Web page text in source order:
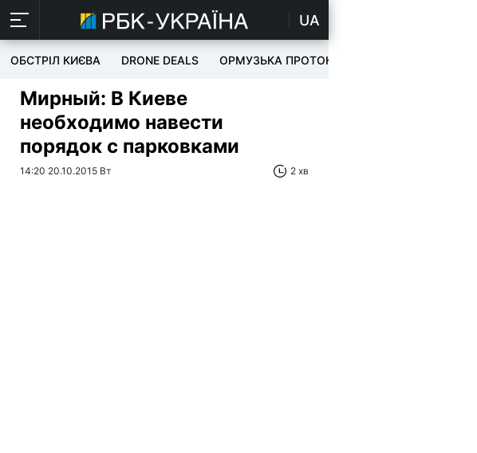
UA
ОБСТРІЛ КИЄВА DRONE DEALS ОРМУЗЬКА ПРОТОКА
Мирный: В Киеве
необходимо навести
порядок с парковками
14:20 20.10.2015 Вт 2 хв